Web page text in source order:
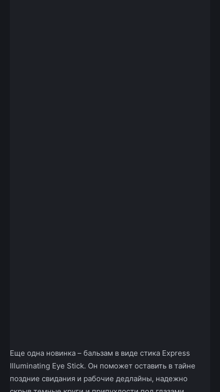
Еще одна новинка – бальзам в виде стика Express
Illuminating Eye Stick. Он поможет оставить в тайне
поздние свидания и рабочие дедлайны, надежно